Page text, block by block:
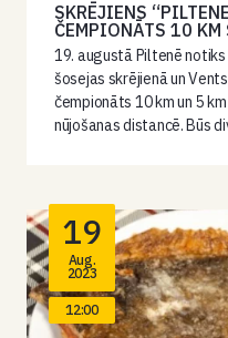
SKRĒJIENS
ČEMPIONĀTS 10 KM
19. augustā Piltenē
šosejas skrējienā un
čempionāts 10 km un 5
nūjošanas distancē. Būs
19
Aug.
2023
12:00